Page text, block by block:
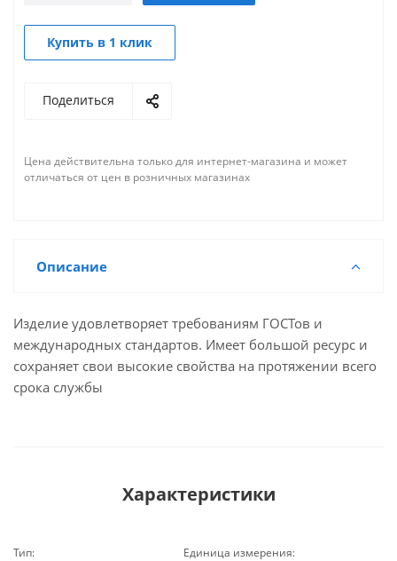
Купить в 1 клик
Поделиться
Цена действительна только для интернет-магазина и может
отличаться от цен в розничных магазинах
Описание
Изделие удовлетворяет требованиям ГОСТов и
международных стандартов. Имеет большой ресурс и
сохраняет свои высокие свойства на протяжении всего
срока службы
Характеристики
Тип: Единица измерения: